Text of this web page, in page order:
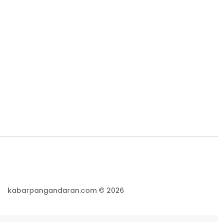
kabarpangandaran.com © 2026